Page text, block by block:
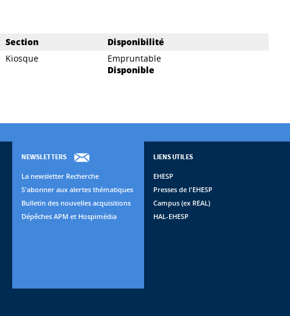
Section
Disponibilité
Kiosque
Empruntable
Disponible
NEWSLETTERS
La newsletter Recherche
S'abonner aux alertes thématiques
Bulletin des nouvelles acquisitions
Dépêches APM et Hospimédia
LIENS UTILES
EHESP
Presses de l'EHESP
Campus (ex REAL)
HAL-EHESP